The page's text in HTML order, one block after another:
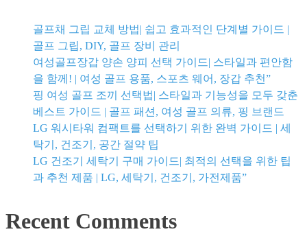
과
골프채 그립 교체 방법| 쉽고 효과적인 단계별 가이드 |
골프 그립, DIY, 골프 장비 관리
여성골프장갑 양손 양피 선택 가이드| 스타일과 편안함
을 함께! | 여성 골프 용품, 스포츠 웨어, 장갑 추천”
핑 여성 골프 조끼 선택법| 스타일과 기능성을 모두 갖춘
베스트 가이드 | 골프 패션, 여성 골프 의류, 핑 브랜드
LG 워시타워 컴팩트를 선택하기 위한 완벽 가이드 | 세
탁기, 건조기, 공간 절약 팁
LG 건조기 세탁기 구매 가이드| 최적의 선택을 위한 팁
과 추천 제품 | LG, 세탁기, 건조기, 가전제품”
Recent Comments